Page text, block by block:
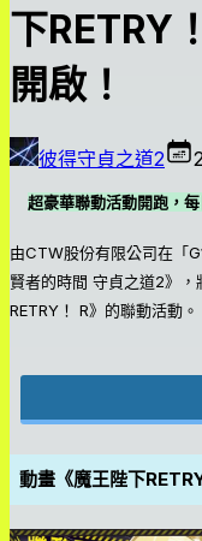
下RETRY
開啟！
彼得守貞之道2
超豪華聯動活動開跑，
由CTW股份有限公司在「
賢者的時間 守貞之道2》
RETRY！ R》的聯動活動。
動畫《魔王陛下